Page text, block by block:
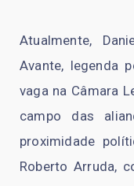
Atualmente,
Avante, legenda
vaga na Câmara
campo das
proximidade
Roberto Arruda,